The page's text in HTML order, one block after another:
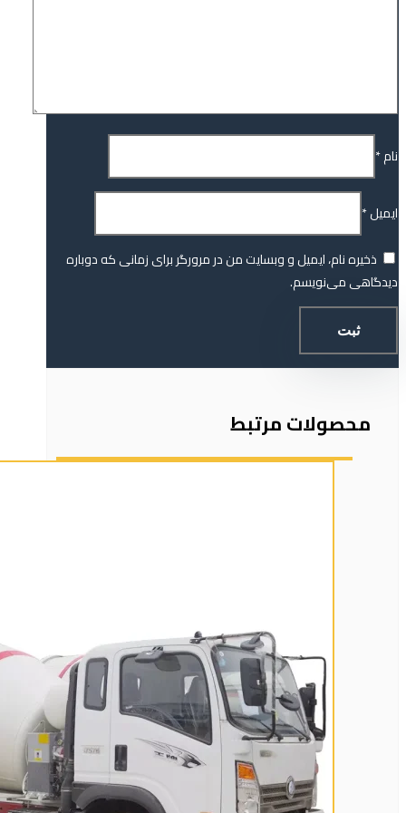
نام*
ایمیل*
ذخیره نام، ایمیل و وبسایت من در مرورگر برای زمانی که دوباره
دیدگاهی می‌نویسم.
محصولات مرتبط